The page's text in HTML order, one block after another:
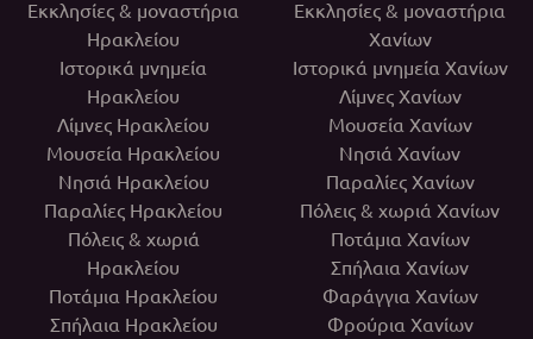
Εκκλησίες & μοναστήρια
Ηρακλείου
Ιστορικά μνημεία
Ηρακλείου
Λίμνες Ηρακλείου
Μουσεία Ηρακλείου
Νησιά Ηρακλείου
Παραλίες Ηρακλείου
Πόλεις & χωριά
Ηρακλείου
Ποτάμια Ηρακλείου
Σπήλαια Ηρακλείου
Εκκλησίες & μοναστήρια
Χανίων
Ιστορικά μνημεία Χανίων
Λίμνες Χανίων
Μουσεία Χανίων
Νησιά Χανίων
Παραλίες Χανίων
Πόλεις & χωριά Χανίων
Ποτάμια Χανίων
Σπήλαια Χανίων
Φαράγγια Χανίων
Φρούρια Χανίων